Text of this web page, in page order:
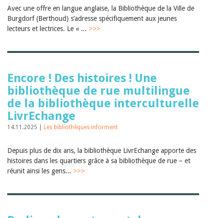
Janvier 2025
2023
2022
2020
2017
2016
2015
2014
2013
2012
Avec une offre en langue anglaise, la Bibliothèque de la Ville de
Burgdorf (Berthoud) s’adresse spécifiquement aux jeunes
lecteurs et lectrices. Le « ... >>>
Encore ! Des histoires ! Une
bibliothèque de rue multilingue
de la bibliothèque interculturelle
LivrEchange
14.11.2025 | Les bibliothèques informent
Depuis plus de dix ans, la bibliothèque LivrEchange apporte des
histoires dans les quartiers grâce à sa bibliothèque de rue – et
réunit ainsi les gens... >>>